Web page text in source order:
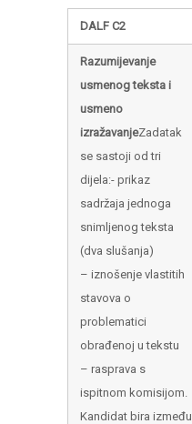
DALF C2
Razumijevanje
usmenog teksta i
usmeno
izražavanjeZadatak
se sastoji od tri
dijela:- prikaz
sadržaja jednoga
snimljenog teksta
(dva slušanja)
– iznošenje vlastitih
stavova o
problematici
obrađenoj u tekstu
– rasprava s
ispitnom komisijom.
Kandidat bira između